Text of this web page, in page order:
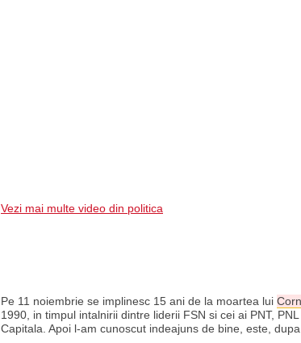
Vezi mai multe video din politica
Pe 11 noiembrie se implinesc 15 ani de la moartea lui
1990, in timpul intalnirii dintre liderii FSN si cei ai PNT,
Capitala. Apoi l-am cunoscut indeajuns de bine, este,